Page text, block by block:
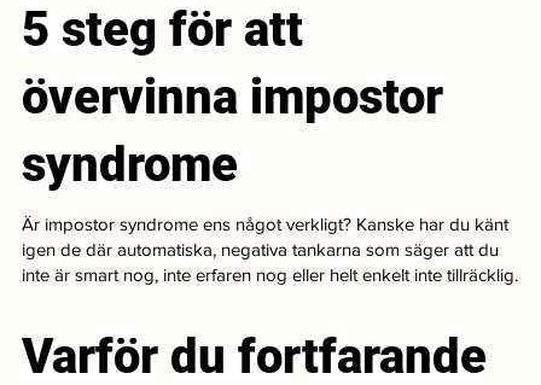
5 steg för att
övervinna impostor
syndrome
Är impostor syndrome ens något verkligt? Kanske har du känt
igen de där automatiska, negativa tankarna som säger att du
inte är smart nog, inte erfaren nog eller helt enkelt inte tillräcklig.
Varför du fortfarande